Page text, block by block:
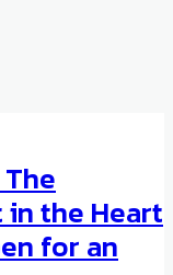
the Heart
for an